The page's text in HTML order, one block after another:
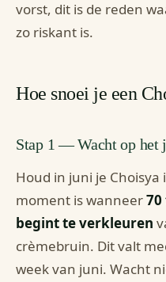
vorst, dit is de reden
zo riskant is.
Hoe snoei je een
Stap 1 — Wacht op het
Houd in juni je
moment is wanneer70
begint te verkleuren
crèmebruin. Dit valt
week van juni. Wacht